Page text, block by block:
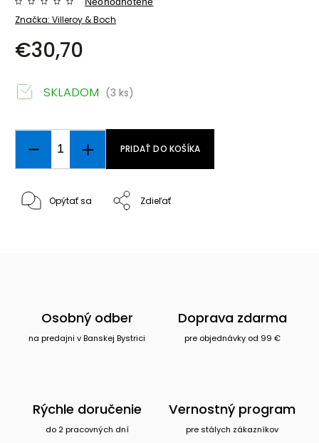
Značka: Villeroy & Boch
€30,70
SKLADOM (3 ks)
PRIDAŤ DO KOŠÍKA
Opýtať sa Zdieľať
Osobný odber
na predajni v Banskej Bystrici
Doprava zdarma
pre objednávky od 99 €
Rýchle doručenie
do 2 pracovných dní
Vernostný program
pre stálych zákazníkov